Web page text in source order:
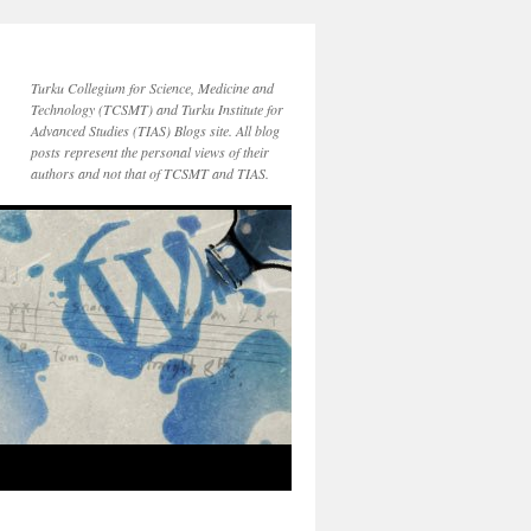
Turku Collegium for Science, Medicine and
Technology (TCSMT) and Turku Institute for
Advanced Studies (TIAS) Blogs site. All blog
posts represent the personal views of their
authors and not that of TCSMT and TIAS.